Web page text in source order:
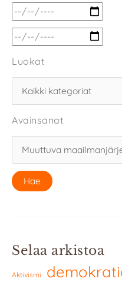
Luokat
Avainsanat
Selaa arkistoa
Aktivismi